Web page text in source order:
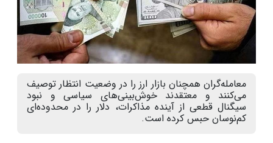
معامله‌گران همچنان بازار ارز را در وضعیت انتظار توصیف
می‌کنند و معتقدند خوش‌بینی‌های سیاسی و نبود
سیگنال قطعی از آینده مذاکرات، دلار را در محدوده‌ای
کم‌نوسان حبس کرده است.